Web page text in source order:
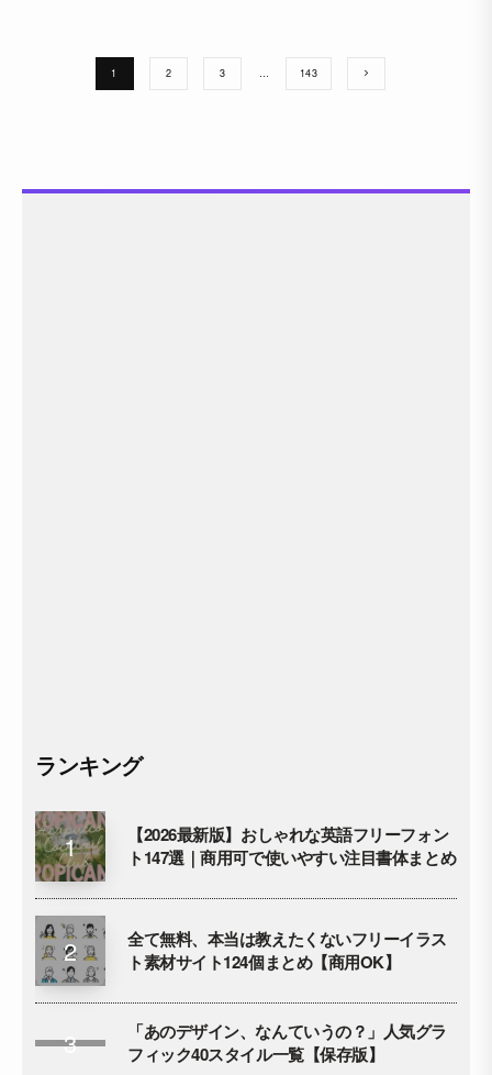
1 2 3 … 143
ランキング
【2026最新版】おしゃれな英語フリーフォン
ト147選｜商用可で使いやすい注目書体まとめ
全て無料、本当は教えたくないフリーイラス
ト素材サイト124個まとめ【商用OK】
「あのデザイン、なんていうの？」人気グラ
フィック40スタイル一覧【保存版】